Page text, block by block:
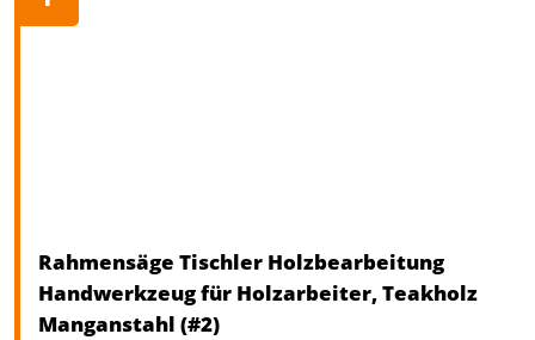
Rahmensäge Tischler Holzbearbeitung
Handwerkzeug für Holzarbeiter, Teakholz
Manganstahl (#2)